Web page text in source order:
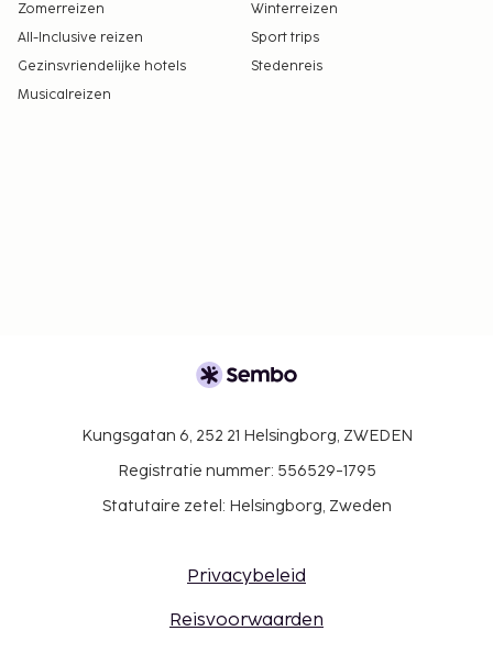
Zomerreizen
Winterreizen
All-Inclusive reizen
Sport trips
Gezinsvriendelijke hotels
Stedenreis
Musicalreizen
Kungsgatan 6, 252 21 Helsingborg, ZWEDEN
Registratie nummer: 556529-1795
Statutaire zetel: Helsingborg, Zweden
Privacybeleid
Reisvoorwaarden